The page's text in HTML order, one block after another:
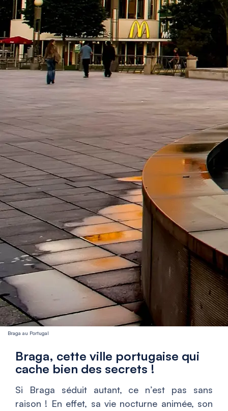
Braga au Portugal
Braga, cette ville portugaise qui
cache bien des secrets !
Si Braga séduit autant, ce n’est pas sans
raison ! En effet, sa vie nocturne animée, son